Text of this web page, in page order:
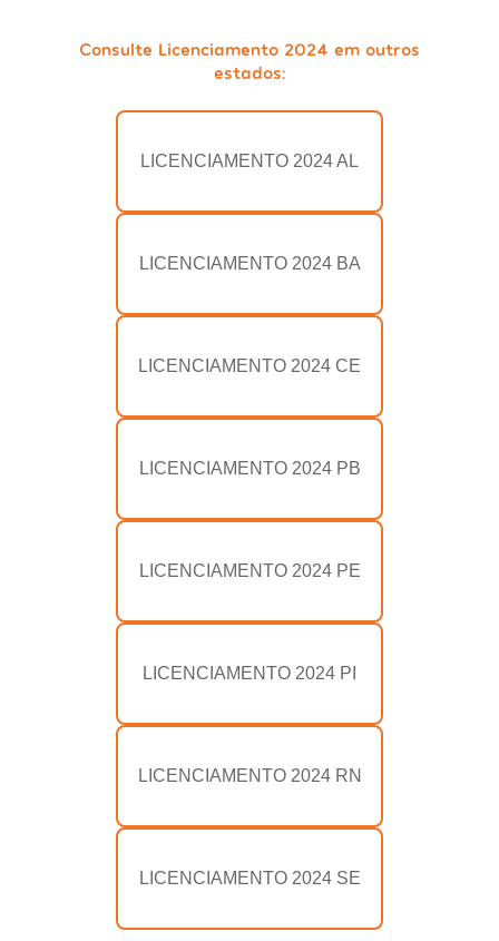
Consulte Licenciamento 2024 em outros
estados:
LICENCIAMENTO 2024 AL
LICENCIAMENTO 2024 BA
LICENCIAMENTO 2024 CE
LICENCIAMENTO 2024 PB
LICENCIAMENTO 2024 PE
LICENCIAMENTO 2024 PI
LICENCIAMENTO 2024 RN
LICENCIAMENTO 2024 SE